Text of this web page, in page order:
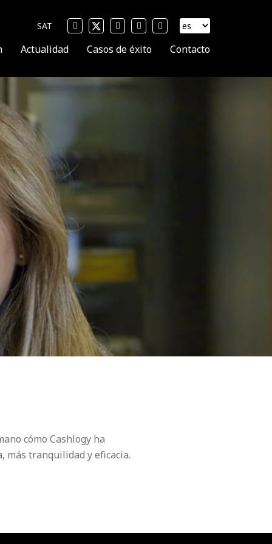
SAT
Actualidad Casos de éxito Contacto
cómo Cashlogy ha
más tranquilidad y eficacia.